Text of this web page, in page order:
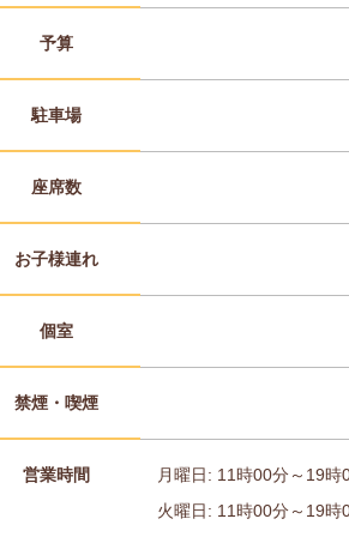
予算
駐車場
座席数
お子様連れ
個室
禁煙・喫煙
営業時間
月曜日: 11時00分～19時
火曜日: 11時00分～19時